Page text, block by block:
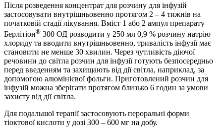
Після розведення концентрат для розчину для інфузій
застосовувати внутрішньовенно протягом 2 – 4 тижнів на
початковій стадії лікування. Вміст 1 або 2 ампул препарату
Берлітіон® 300 ОД розводити у 250 мл 0,9 % розчину натрію
хлориду та вводити внутрішньовенно, тривалість інфузії має
становити не менше 30 хвилин. Через чутливість діючої
речовини до світла розчин для інфузії готують безпосередньо
перед введенням та захищають від дії світла, наприклад, за
допомогою алюмінієвої фольги. Приготовлений розчин для
інфузій можна зберігати протягом близько 6 годин за умови
захисту від дії світла.
Для подальшої терапії застосовують пероральні форми
тіоктової кислоти у дозі 300 – 600 мг на добу.